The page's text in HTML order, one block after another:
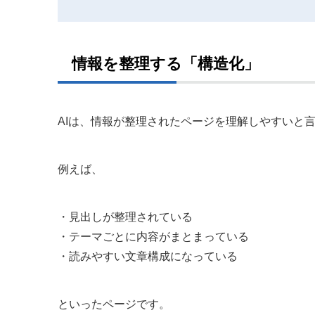
情報を整理する「構造化」
AIは、情報が整理されたページを理解しやすいと
例えば、
・見出しが整理されている
・テーマごとに内容がまとまっている
・読みやすい文章構成になっている
といったページです。